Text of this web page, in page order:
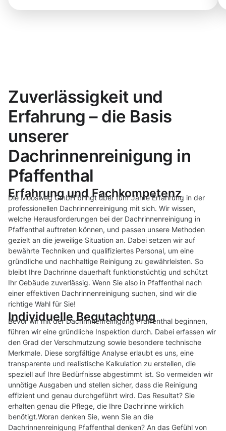
Zuverlässigkeit und
Erfahrung – die Basis
unserer
Dachrinnenreinigung in
Pfaffenthal
Erfahrung und Fachkompetenz
Die Moosweg GmbH bringt über fünf Jahre Erfahrung in der
professionellen Dachrinnenreinigung mit sich. Wir wissen,
welche Herausforderungen bei der Dachrinnenreinigung in
Pfaffenthal auftreten können, und passen unsere Methoden
gezielt an die jeweilige Situation an. Dabei setzen wir auf
bewährte Techniken und qualifiziertes Personal, um eine
gründliche und nachhaltige Reinigung zu gewährleisten. So
bleibt Ihre Dachrinne dauerhaft funktionstüchtig und schützt
Ihr Gebäude zuverlässig. Wenn Sie also in Pfaffenthal nach
einer effektiven Dachrinnenreinigung suchen, sind wir die
richtige Wahl für Sie!
Individuelle Begutachtung
Bevor wir mit der Dachrinnenreinigung Pfaffenthal beginnen,
führen wir eine gründliche Inspektion durch. Dabei erfassen wir
den Grad der Verschmutzung sowie besondere technische
Merkmale. Diese sorgfältige Analyse erlaubt es uns, eine
transparente und realistische Kalkulation zu erstellen, die
speziell auf Ihre Bedürfnisse abgestimmt ist. So vermeiden wir
unnötige Ausgaben und stellen sicher, dass die Reinigung
effizient und genau durchgeführt wird. Das Resultat? Sie
erhalten genau die Pflege, die Ihre Dachrinne wirklich
benötigt.Woran denken Sie, wenn Sie an die
Dachrinnenreinigung Pfaffenthal denken? An das Gefühl von